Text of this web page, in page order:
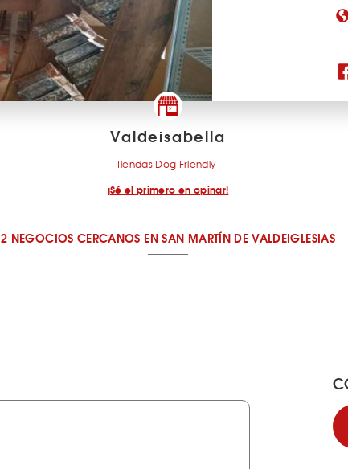
Valdeisabella
Tiendas Dog Friendly
¡Sé el primero en opinar!
2 NEGOCIOS CERCANOS EN SAN MARTÍN DE VALDEIGLESIAS